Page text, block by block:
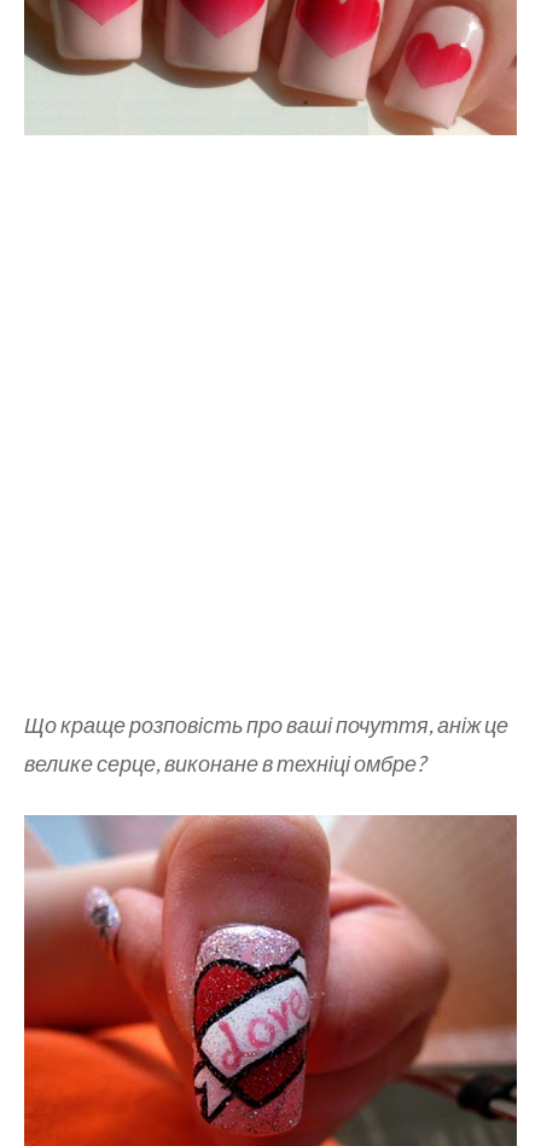
Що краще розповість про ваші почуття, аніж це
велике серце, виконане в техніці омбре?